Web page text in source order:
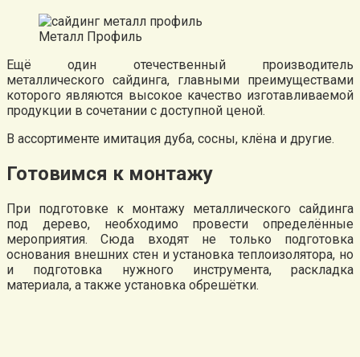
Металл Профиль
Ещё один отечественный производитель
металлического сайдинга, главными преимуществами
которого являются высокое качество изготавливаемой
продукции в сочетании с доступной ценой.
В ассортименте имитация дуба, сосны, клёна и другие.
Готовимся к монтажу
При подготовке к монтажу металлического сайдинга
под дерево, необходимо провести определённые
мероприятия. Сюда входят не только подготовка
основания внешних стен и установка теплоизолятора, но
и подготовка нужного инструмента, раскладка
материала, а также установка обрешётки.